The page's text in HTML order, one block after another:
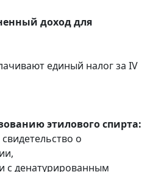
доход для
единый налог за IV
этилового спирта:
о
денатурированным